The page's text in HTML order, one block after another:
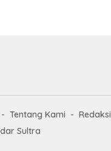
Tentang Kami Redaksi
Sultra